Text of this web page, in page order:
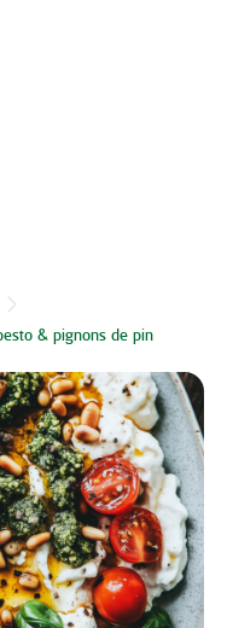
& pignons de pin